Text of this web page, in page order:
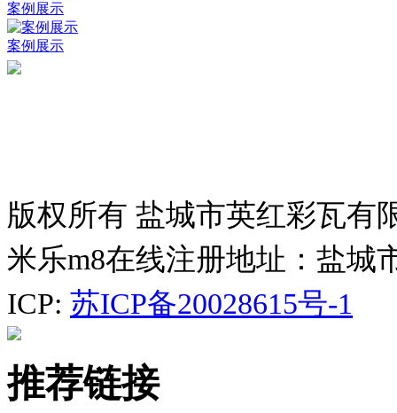
案例展示
案例展示
版权所有 盐城市英红彩瓦有
米乐m8在线注册地址：盐城
ICP: 苏ICP备20028615号-1
推荐链接